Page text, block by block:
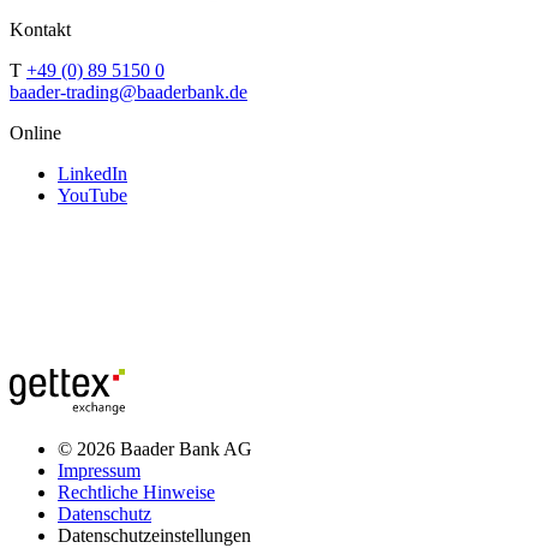
Kontakt
T +49 (0) 89 5150 0
baader-trading@baaderbank.de
Online
LinkedIn
YouTube
© 2026 Baader Bank AG
Impressum
Rechtliche Hinweise
Datenschutz
Datenschutzeinstellungen